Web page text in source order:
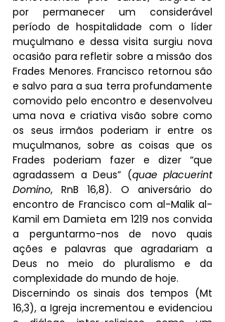
por permanecer um considerável
período de hospitalidade com o líder
muçulmano e dessa visita surgiu nova
ocasião para refletir sobre a missão dos
Frades Menores. Francisco retornou são
e salvo para a sua terra profundamente
comovido pelo encontro e desenvolveu
uma nova e criativa visão sobre como
os seus irmãos poderiam ir entre os
muçulmanos, sobre as coisas que os
Frades poderiam fazer e dizer “que
agradassem a Deus” (quae placuerint
Domino, RnB 16,8). O aniversário do
encontro de Francisco com al-Malik al-
Kamil em Damieta em 1219 nos convida
a perguntarmo-nos de novo quais
ações e palavras que agradariam a
Deus no meio do pluralismo e da
complexidade do mundo de hoje.
Discernindo os sinais dos tempos (Mt
16,3), a Igreja incrementou e evidenciou